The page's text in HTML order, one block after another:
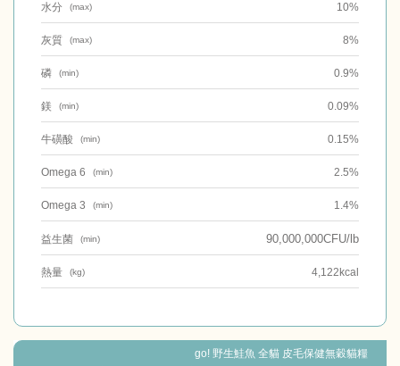
水分 (max) 10%
灰質 (max) 8%
磷 (min) 0.9%
鎂 (min) 0.09%
牛磺酸 (min) 0.15%
Omega 6 (min) 2.5%
Omega 3 (min) 1.4%
益生菌 (min) 90,000,000CFU/lb
熱量 (kg) 4,122kcal
go! 野生鮭魚 全貓 皮毛保健無穀貓糧